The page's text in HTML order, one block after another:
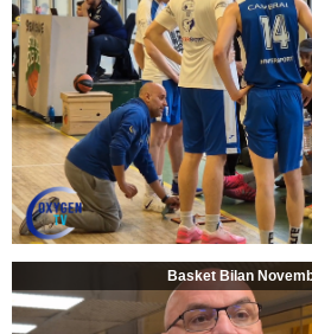
Basket Bilan